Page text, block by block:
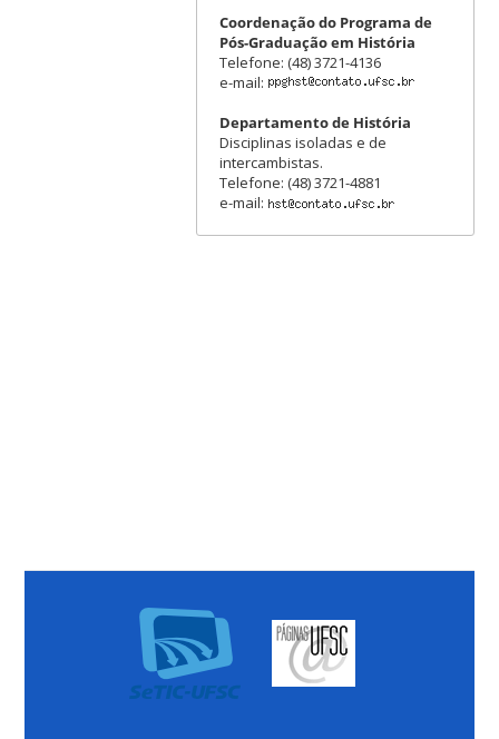
Coordenação do Programa de
Pós-Graduação em História
Telefone: (48) 3721-4136
e-mail:
Departamento de História
Disciplinas isoladas e de
intercambistas.
Telefone: (48) 3721-4881
e-mail: